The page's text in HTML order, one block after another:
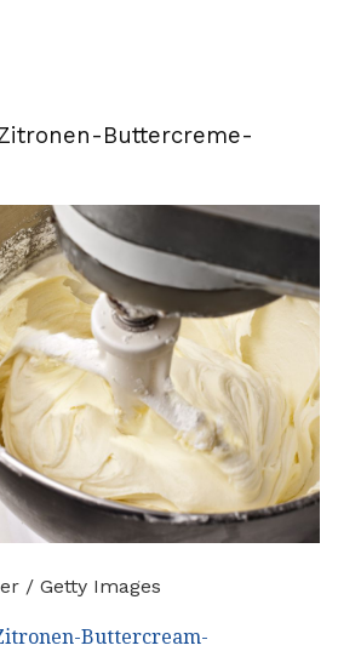
Buttercreme-
/ Getty Images
Buttercream-